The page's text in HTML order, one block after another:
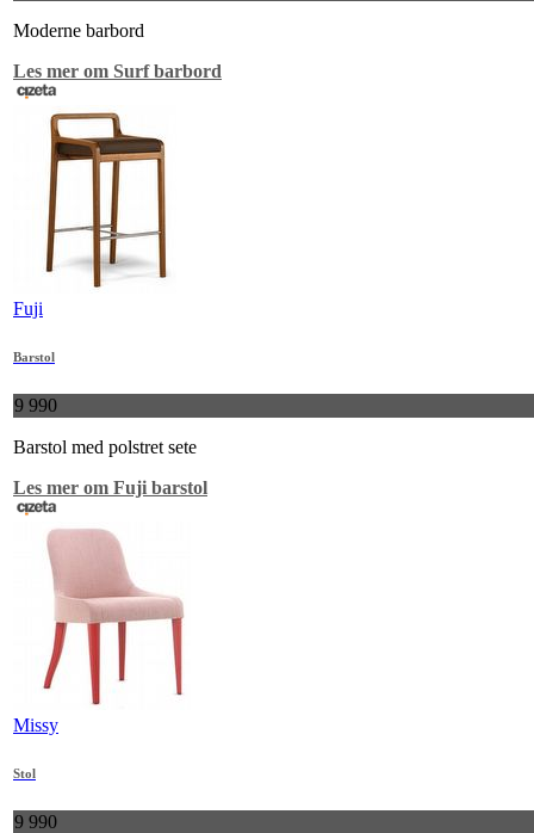
Moderne barbord
Les mer om Surf barbord
Fuji
Barstol
9 990
Barstol med polstret sete
Les mer om Fuji barstol
Missy
Stol
9 990